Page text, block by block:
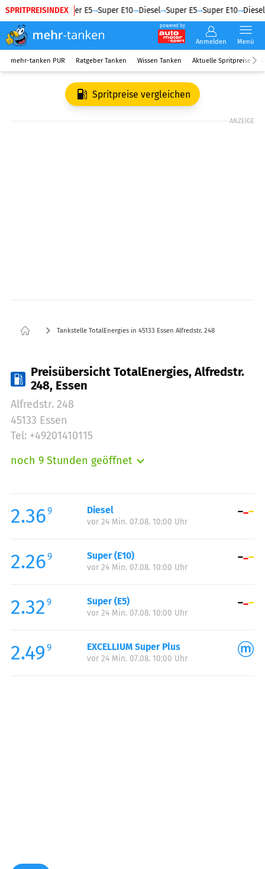
SPRITPREISINDEX
Diesel Super E5 Super E10 Diesel Super E5 Super E10 Diesel
powered by
Anmelden Menü
mehr-tanken PUR Ratgeber Tanken Wissen Tanken Aktuelle Spritpreise
Spritpreise vergleichen
ANZEIGE
Tankstelle TotalEnergies in 45133 Essen Alfredstr. 248
Preisübersicht TotalEnergies, Alfredstr.
248, Essen
Alfredstr. 248
45133 Essen
Tel: +49201410115
noch 9 Stunden geöffnet
Mittwoch:
06:00-22:00
Donnerstag:
Samstag:
06:00-22:00
Sonntag:
2.369 Diesel
vor 24 Min. 07.08. 10:00 Uhr
2.269 Super (E10)
vor 24 Min. 07.08. 10:00 Uhr
2.32 9 Super (E5)
vor 24 Min. 07.08. 10:00 Uhr
2.49 9 EXCELLIUM Super Plus
vor 24 Min. 07.08. 10:00 Uhr